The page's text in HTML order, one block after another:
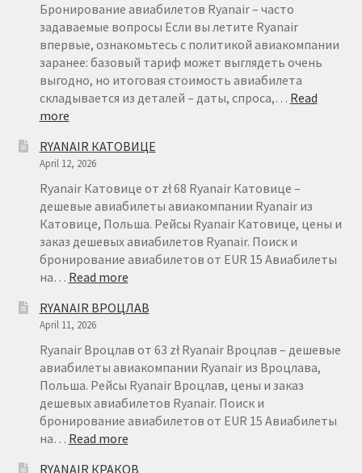
Бронирование авиабилетов Ryanair – часто
задаваемые вопросы Если вы летите Ryanair
впервые, ознакомьтесь с политикой авиакомпании
заранее: базовый тариф может выглядеть очень
выгодно, но итоговая стоимость авиабилета
складывается из деталей – даты, спроса,… Read
more:
АВИАБИЛЕТОВ
RYANAIR
–
FAQ
RYANAIR КАТОВИЦЕ
April 12, 2026
Ryanair Катовице от zł 68 Ryanair Катовице –
дешевые авиабилеты авиакомпании Ryanair из
Катовице, Польша. Рейсы Ryanair Катовице, цены и
заказ дешевых авиабилетов Ryanair. Поиск и
бронирование авиабилетов от EUR 15 Авиабилеты
на… Read more:
КАТОВИЦЕ
RYANAIR ВРОЦЛАВ
April 11, 2026
Ryanair Вроцлав от 63 zł Ryanair Вроцлав – дешевые
авиабилеты авиакомпании Ryanair из Вроцлава,
Польша. Рейсы Ryanair Вроцлав, цены и заказ
дешевых авиабилетов Ryanair. Поиск и
бронирование авиабилетов от EUR 15 Авиабилеты
на… Read more:
RYANAIR КРАКОВ